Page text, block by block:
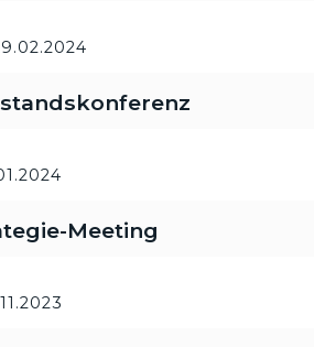
Meeting